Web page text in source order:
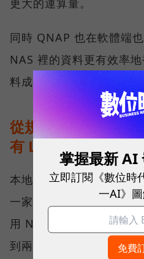
同時 QNAP 也在軟體端
NAS 裡的資料更有效率
料成為有價值的知識。
從規格走到現場：
有 LLM？
本地 AI 實際落地部署會
一家約 50 多人的能源公
用 NAS 搭配雲端 AI 建
到兩個瓶頸：一是員工查
掌握最新 AI
立即訂閱《數位時
一AI》